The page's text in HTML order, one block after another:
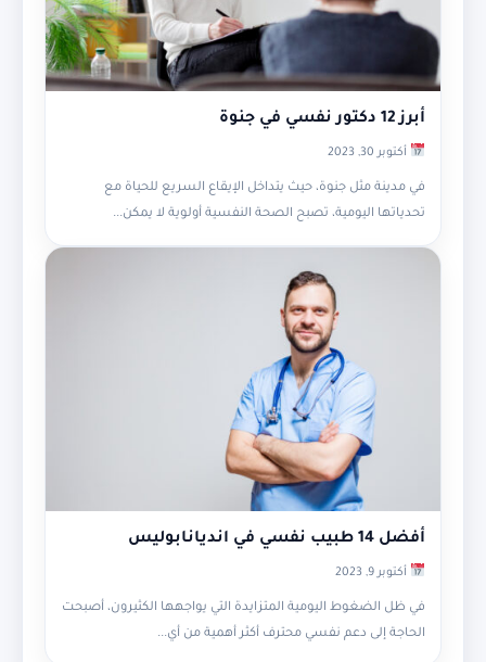
أبرز 12 دكتور نفسي في جنوة
أكتوبر 30, 2023
في مدينة مثل جنوة، حيث يتداخل الإيقاع السريع للحياة مع
تحدياتها اليومية، تصبح الصحة النفسية أولوية لا يمكن...
أفضل 14 طبيب نفسي في انديانابوليس
أكتوبر 9, 2023
في ظل الضغوط اليومية المتزايدة التي يواجهها الكثيرون، أصبحت
الحاجة إلى دعم نفسي محترف أكثر أهمية من أي...